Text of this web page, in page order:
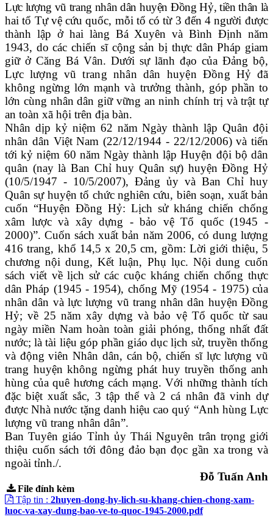
Lực lượng vũ trang nhân dân huyện Đồng Hỷ, tiền thân là
hai tổ Tự vệ cứu quốc, mỗi tổ có từ 3 đến 4 người được
thành lập ở hai làng Bá Xuyên và Bình Định năm
1943, do các chiến sĩ cộng sản bị thực dân Pháp giam
giữ ở Căng Bá Vân. Dưới sự lãnh đạo của Đảng bộ,
Lực lượng vũ trang nhân dân huyện Đồng Hỷ đã
không ngừng lớn mạnh và trưởng thành, góp phần to
lớn cùng nhân dân giữ vững an ninh chính trị và trật tự
an toàn xã hội trên địa bàn.
Nhân dịp kỷ niệm 62 năm Ngày thành lập Quân đội
nhân dân Việt Nam (22/12/1944 - 22/12/2006) và tiến
tới kỷ niệm 60 năm Ngày thành lập Huyện đội bộ dân
quân (nay là Ban Chỉ huy Quân sự) huyện Đồng Hỷ
(10/5/1947 - 10/5/2007), Đảng ủy và Ban Chỉ huy
Quân sự huyện tổ chức nghiên cứu, biên soạn, xuất bản
cuốn “Huyện Đồng Hỷ: Lịch sử kháng chiến chống
xâm lược và xây dựng - bảo vệ Tổ quốc (1945 -
2000)”. Cuốn sách xuất bản năm 2006, có dung lượng
416 trang, khổ 14,5 x 20,5 cm, gồm: Lời giới thiệu, 5
chương nội dung, Kết luận, Phụ lục. Nội dung cuốn
sách viết về lịch sử các cuộc kháng chiến chống thực
dân Pháp (1945 - 1954), chống Mỹ (1954 - 1975) của
nhân dân và lực lượng vũ trang nhân dân huyện Đồng
Hỷ; về 25 năm xây dựng và bảo vệ Tổ quốc từ sau
ngày miền Nam hoàn toàn giải phóng, thống nhất đất
nước; là tài liệu góp phần giáo dục lịch sử, truyền thống
và động viên Nhân dân, cán bộ, chiến sĩ lực lượng vũ
trang huyện không ngừng phát huy truyền thống anh
hùng của quê hương cách mạng. Với những thành tích
đặc biệt xuất sắc, 3 tập thể và 2 cá nhân đã vinh dự
được Nhà nước tặng danh hiệu cao quý “Anh hùng Lực
lượng vũ trang nhân dân”.
Ban Tuyên giáo Tỉnh ủy Thái Nguyên trân trọng giới
thiệu cuốn sách tới đông đảo bạn đọc gần xa trong và
ngoài tỉnh./.
Đỗ Tuấn Anh
File đính kèm
Tập tin : 2huyen-dong-hy-lich-su-khang-chien-chong-xam-
luoc-va-xay-dung-bao-ve-to-quoc-1945-2000.pdf